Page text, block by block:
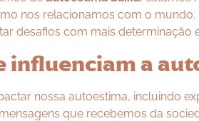
nos relacionamos com o mundo.
desafios com mais determinação
influenciam a
nossa autoestima, incluindo
que recebemos da